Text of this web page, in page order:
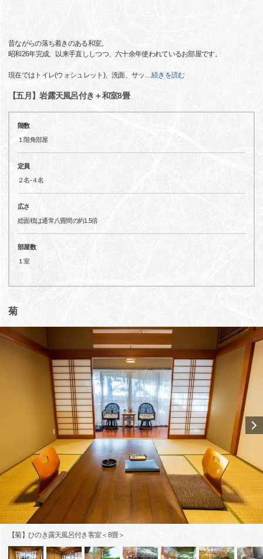
昔ながらの落ち着きのある和室。
昭和26年完成、以来手直ししつつ、六十余年使われているお部屋です。
現在ではトイレ(ウォシュレット)、洗面、サッ …続きを読む
【五月】岩露天風呂付き＋和室8畳
階数
１階角部屋
定員
２名-４名
広さ
総面積は通常八畳間の約1.5倍
部屋数
１室
菊
【菊】ひのき露天風呂付き客室＜8畳＞